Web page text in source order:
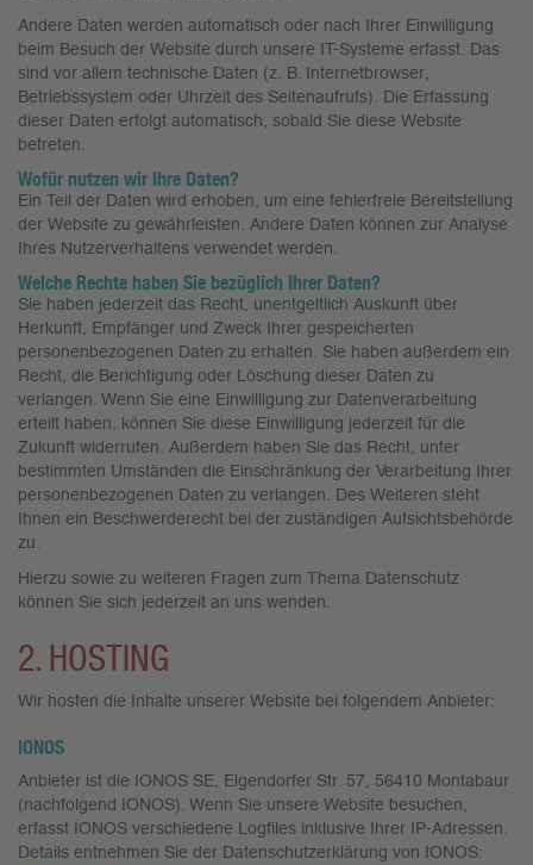
Andere Daten werden automatisch oder nach Ihrer Einwilligung
beim Besuch der Website durch unsere IT-Systeme erfasst. Das
sind vor allem technische Daten (z. B. Internetbrowser,
Betriebssystem oder Uhrzeit des Seitenaufrufs). Die Erfassung
dieser Daten erfolgt automatisch, sobald Sie diese Website
betreten.
Wofür nutzen wir Ihre Daten?
Ein Teil der Daten wird erhoben, um eine fehlerfreie Bereitstellung
der Website zu gewährleisten. Andere Daten können zur Analyse
Ihres Nutzerverhaltens verwendet werden.
Welche Rechte haben Sie bezüglich Ihrer Daten?
Sie haben jederzeit das Recht, unentgeltlich Auskunft über
Herkunft, Empfänger und Zweck Ihrer gespeicherten
personenbezogenen Daten zu erhalten. Sie haben außerdem ein
Recht, die Berichtigung oder Löschung dieser Daten zu
verlangen. Wenn Sie eine Einwilligung zur Datenverarbeitung
erteilt haben, können Sie diese Einwilligung jederzeit für die
Zukunft widerrufen. Außerdem haben Sie das Recht, unter
bestimmten Umständen die Einschränkung der Verarbeitung Ihrer
personenbezogenen Daten zu verlangen. Des Weiteren steht
Ihnen ein Beschwerderecht bei der zuständigen Aufsichtsbehörde
zu.
Hierzu sowie zu weiteren Fragen zum Thema Datenschutz
können Sie sich jederzeit an uns wenden.
2. HOSTING
Wir hosten die Inhalte unserer Website bei folgendem Anbieter:
IONOS
Anbieter ist die IONOS SE, Elgendorfer Str. 57, 56410 Montabaur
(nachfolgend IONOS). Wenn Sie unsere Website besuchen,
erfasst IONOS verschiedene Logfiles inklusive Ihrer IP-Adressen.
Details entnehmen Sie der Datenschutzerklärung von IONOS: